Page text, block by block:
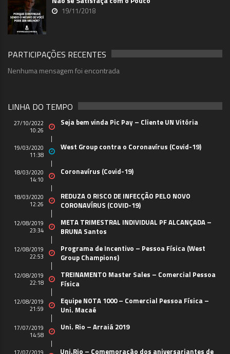
19/11/2018
PARTICIPAÇÕES RECENTES
Nenhuma mensagem foi encontrada
LINHA DO TEMPO
27/10/2022
10:26
Seja bem vinda Pic Pay – Cliente UN Vitória
19/03/2020
11:38
West Group contra o Coronavírus (Covid-19)
18/03/2020
14:10
Coronavírus (Covid-19)
18/03/2020
12:26
REDUZA O RISCO DE INFECÇÃO PELO NOVO
CORONAVÍRUS (COVID-19)
12/08/2019
23:34
META TRIMESTRAL INDIVIDUAL PF ALCANÇADA –
BRUNA Santos
12/08/2019
22:53
Programa de Incentivo – Pessoa Física (West
Group Champions)
12/08/2019
22:18
TREINAMENTO Master Sales – Comercial Pessoa
Física
12/08/2019
21:59
Equipe NOTA 1000 – Comercial Pessoa Física –
Uni. Macaé
17/07/2019
14:58
Uni. Rio – Arraiá 2019
Uni.Rio – Comemoração dos aniversariantes de